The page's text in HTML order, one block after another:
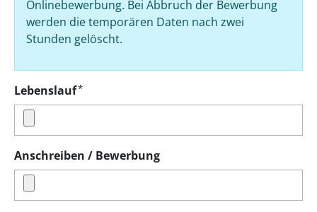
Onlinebewerbung. Bei Abbruch der Bewerbung
werden die temporären Daten nach zwei
Stunden gelöscht.
Lebenslauf*
Anschreiben / Bewerbung